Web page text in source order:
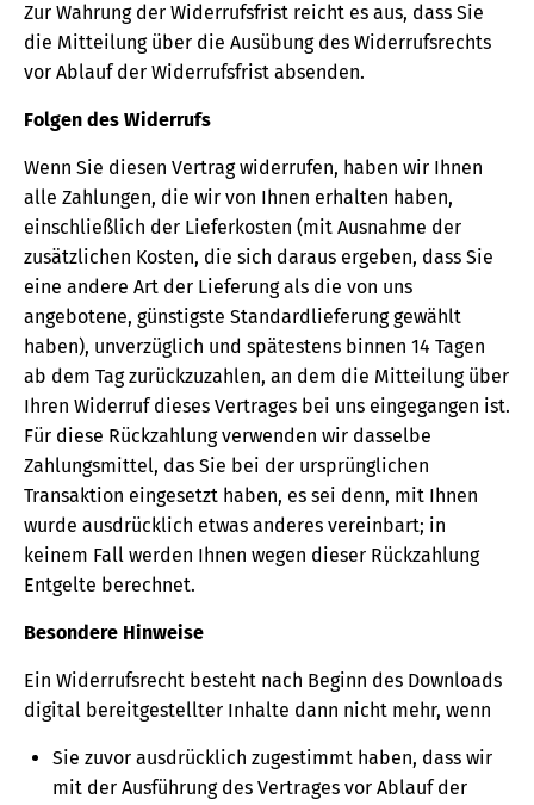
Zur Wahrung der Widerrufsfrist reicht es aus, dass Sie
die Mitteilung über die Ausübung des Widerrufsrechts
vor Ablauf der Widerrufsfrist absenden.
Folgen des Widerrufs
Wenn Sie diesen Vertrag widerrufen, haben wir Ihnen
alle Zahlungen, die wir von Ihnen erhalten haben,
einschließlich der Lieferkosten (mit Ausnahme der
zusätzlichen Kosten, die sich daraus ergeben, dass Sie
eine andere Art der Lieferung als die von uns
angebotene, günstigste Standardlieferung gewählt
haben), unverzüglich und spätestens binnen 14 Tagen
ab dem Tag zurückzuzahlen, an dem die Mitteilung über
Ihren Widerruf dieses Vertrages bei uns eingegangen ist.
Für diese Rückzahlung verwenden wir dasselbe
Zahlungsmittel, das Sie bei der ursprünglichen
Transaktion eingesetzt haben, es sei denn, mit Ihnen
wurde ausdrücklich etwas anderes vereinbart; in
keinem Fall werden Ihnen wegen dieser Rückzahlung
Entgelte berechnet.
Besondere Hinweise
Ein Widerrufsrecht besteht nach Beginn des Downloads
digital bereitgestellter Inhalte dann nicht mehr, wenn
Sie zuvor ausdrücklich zugestimmt haben, dass wir
mit der Ausführung des Vertrages vor Ablauf der